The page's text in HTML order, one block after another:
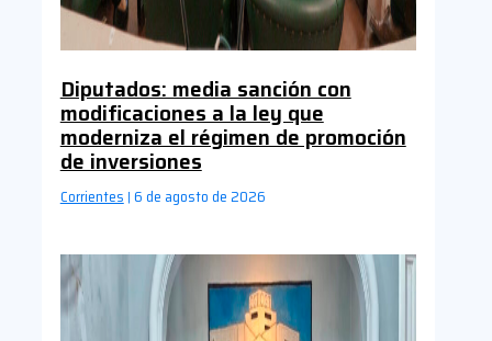
Diputados: media sanción con
modificaciones a la ley que
moderniza el régimen de promoción
de inversiones
Corrientes | 6 de agosto de 2026